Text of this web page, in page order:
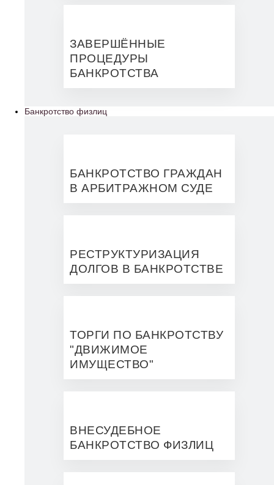
ЗАВЕРШЁННЫЕ
ПРОЦЕДУРЫ
БАНКРОТСТВА
Банкротство физлиц
БАНКРОТСТВО ГРАЖДАН
В АРБИТРАЖНОМ СУДЕ
РЕСТРУКТУРИЗАЦИЯ
ДОЛГОВ В БАНКРОТСТВЕ
ТОРГИ ПО БАНКРОТСТВУ
"ДВИЖИМОЕ
ИМУЩЕСТВО"
ВНЕСУДЕБНОЕ
БАНКРОТСТВО ФИЗЛИЦ